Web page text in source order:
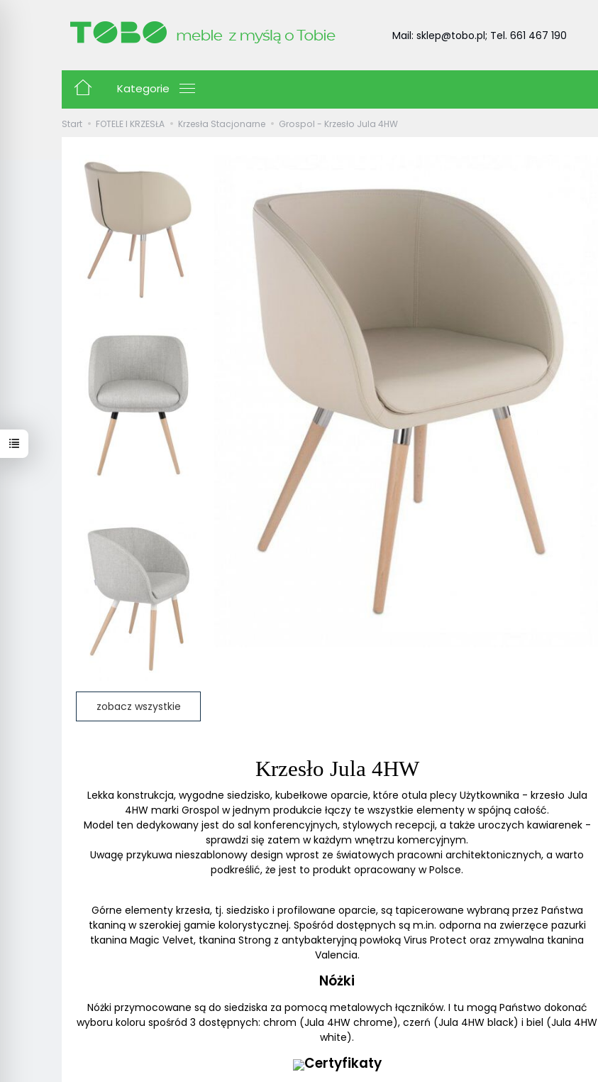
Mail: sklep@tobo.pl; Tel. 661 467 190
Kategorie
Start FOTELE I KRZESŁA Krzesła Stacjonarne Grospol - Krzesło Jula 4HW
zobacz wszystkie
Krzesło Jula 4HW
Lekka konstrukcja, wygodne siedzisko, kubełkowe oparcie, które otula plecy Użytkownika - krzesło Jula
4HW marki Grospol w jednym produkcie łączy te wszystkie elementy w spójną całość.
Model ten dedykowany jest do sal konferencyjnych, stylowych recepcji, a także uroczych kawiarenek -
sprawdzi się zatem w każdym wnętrzu komercyjnym.
Uwagę przykuwa nieszablonowy design wprost ze światowych pracowni architektonicznych, a warto
podkreślić, że jest to produkt opracowany w Polsce.
Górne elementy krzesła, tj. siedzisko i profilowane oparcie, są tapicerowane wybraną przez Państwa
tkaniną w szerokiej gamie kolorystycznej. Spośród dostępnych są m.in. odporna na zwierzęce pazurki
tkanina Magic Velvet, tkanina Strong z antybakteryjną powłoką Virus Protect oraz zmywalna tkanina
Valencia.
Nóżki
Nóżki przymocowane są do siedziska za pomocą metalowych łączników. I tu mogą Państwo dokonać
wyboru koloru spośród 3 dostępnych: chrom (Jula 4HW chrome), czerń (Jula 4HW black) i biel (Jula 4HW
white).
Certyfikaty
W ostatnich 7 dniach produktem interesują się